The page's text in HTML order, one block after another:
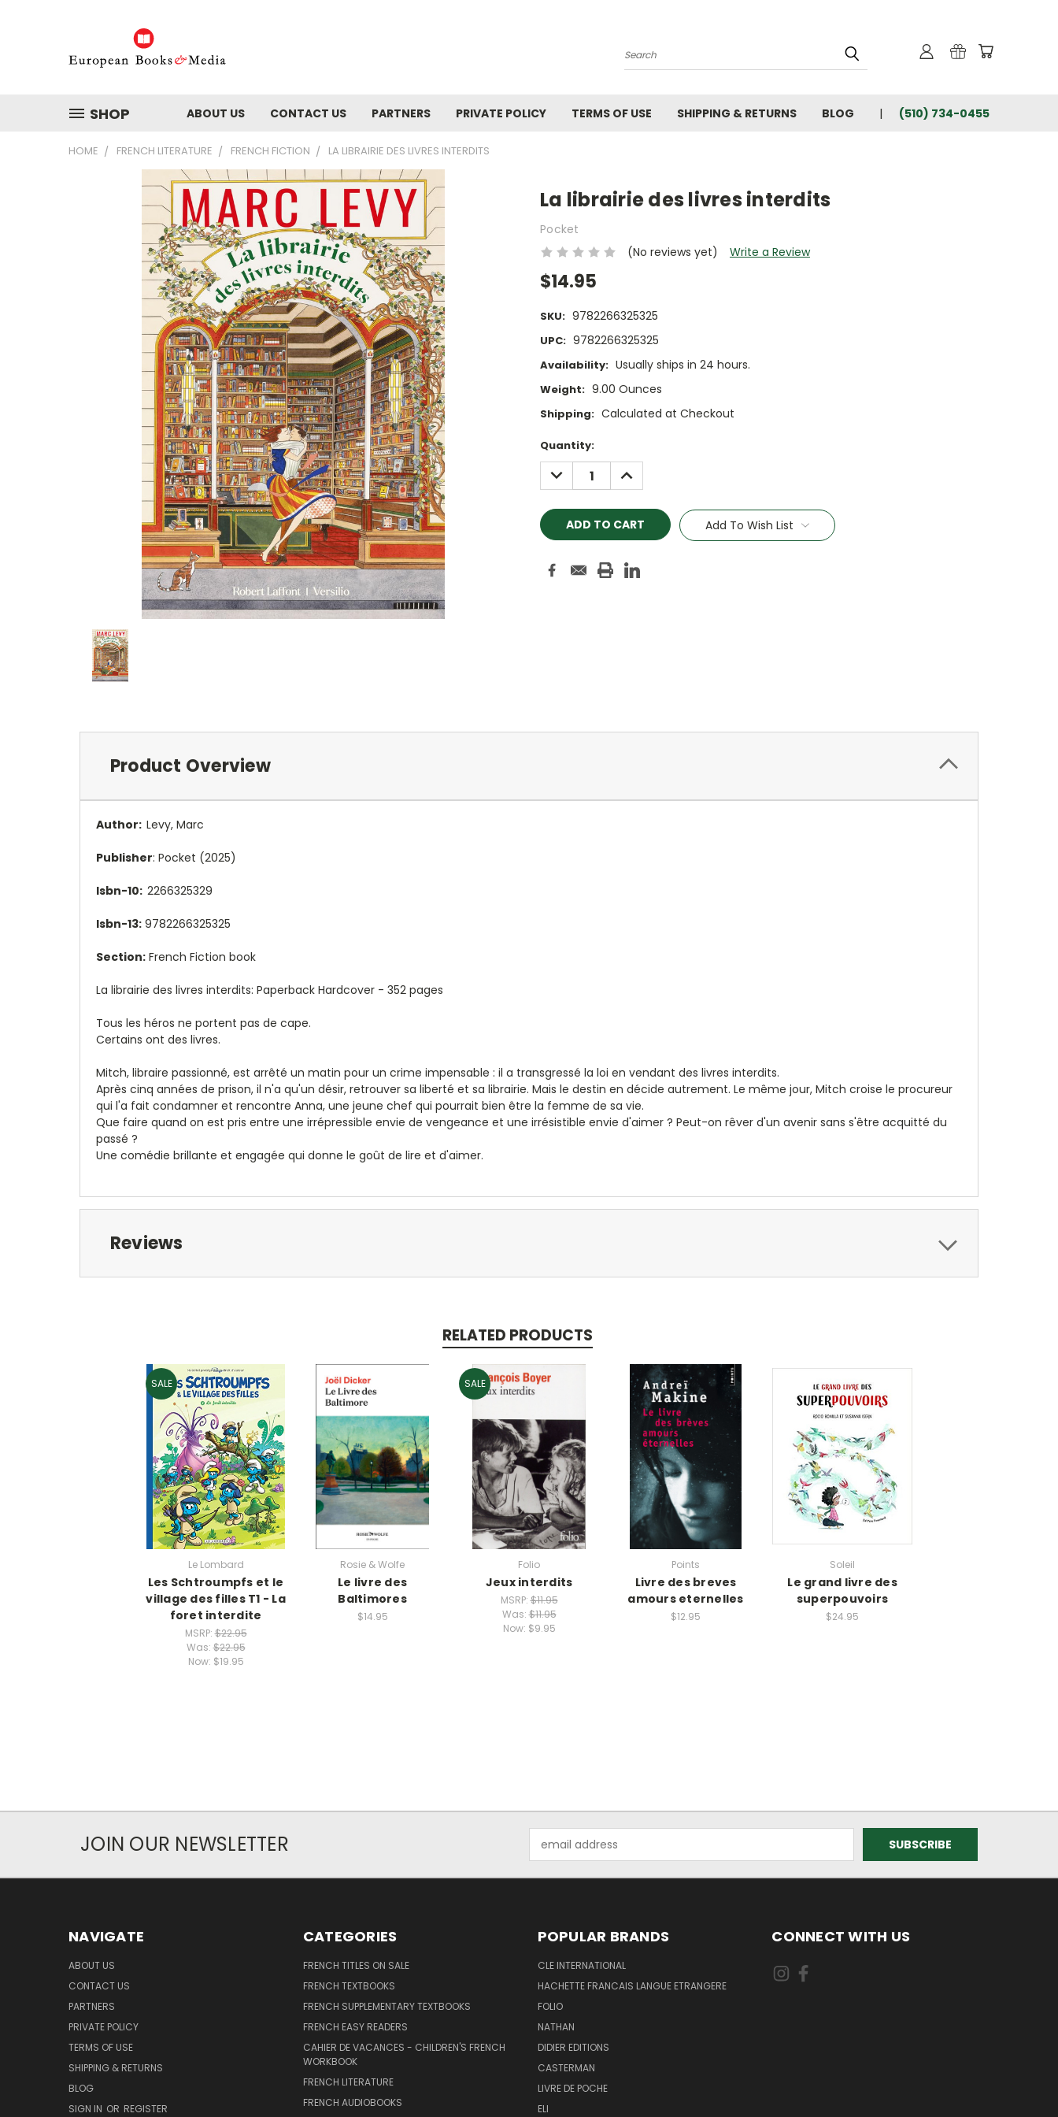
Search
SHOP ABOUT US CONTACT US PARTNERS PRIVATE POLICY TERMS OF USE SHIPPING & RETURNS BLOG (510) 734-0455
HOME FRENCH LITERATURE FRENCH FICTION LA LIBRAIRIE DES LIVRES INTERDITS
La librairie des livres interdits
Pocket
(No reviews yet)
Write a Review
$14.95
SKU: 9782266325325
UPC: 9782266325325
Availability: Usually ships in 24 hours.
Weight: 9.00 Ounces
Shipping: Calculated at Checkout
Current
Stock:
Quantity:
DECREASE
QUANTITY:
INCREASE
QUANTITY:
Add To Wish List
Product Overview
Author: Levy, Marc
Publisher: Pocket (2025)
Isbn-10: 2266325329
Isbn-13: 9782266325325
Section: French Fiction book
La librairie des livres interdits: Paperback Hardcover - 352 pages
Tous les héros ne portent pas de cape.
Certains ont des livres.
Mitch, libraire passionné, est arrêté un matin pour un crime impensable : il a transgressé la loi en vendant des livres interdits.
Après cinq années de prison, il n'a qu'un désir, retrouver sa liberté et sa librairie. Mais le destin en décide autrement. Le même jour, Mitch croise le procureur
qui l'a fait condamner et rencontre Anna, une jeune chef qui pourrait bien être la femme de sa vie.
Que faire quand on est pris entre une irrépressible envie de vengeance et une irrésistible envie d'aimer ? Peut-on rêver d'un avenir sans s'être acquitté du
passé ?
Une comédie brillante et engagée qui donne le goût de lire et d'aimer.
Reviews
RELATED PRODUCTS
SALE
Le Lombard
Les Schtroumpfs et le
village des filles T1 - La
foret interdite
MSRP:$22.95
Was:$22.95
Now: $19.95
Rosie & Wolfe
Le livre des
Baltimores
$14.95
SALE
Folio
Jeux interdits
MSRP:$11.95
Was:$11.95
Now: $9.95
Points
Livre des breves
amours eternelles
$12.95
Soleil
Le grand livre des
superpouvoirs
$24.95
JOIN OUR NEWSLETTER
Address
NAVIGATE
ABOUT US
CONTACT US
PARTNERS
PRIVATE POLICY
TERMS OF USE
SHIPPING & RETURNS
BLOG
SIGN IN OR REGISTER
CATEGORIES
FRENCH TITLES ON SALE
FRENCH TEXTBOOKS
FRENCH SUPPLEMENTARY TEXTBOOKS
FRENCH EASY READERS
CAHIER DE VACANCES - CHILDREN'S FRENCH
WORKBOOK
FRENCH LITERATURE
FRENCH AUDIOBOOKS
POPULAR BRANDS
CLE INTERNATIONAL
HACHETTE FRANCAIS LANGUE ETRANGERE
FOLIO
NATHAN
DIDIER EDITIONS
CASTERMAN
LIVRE DE POCHE
ELI
CONNECT WITH US